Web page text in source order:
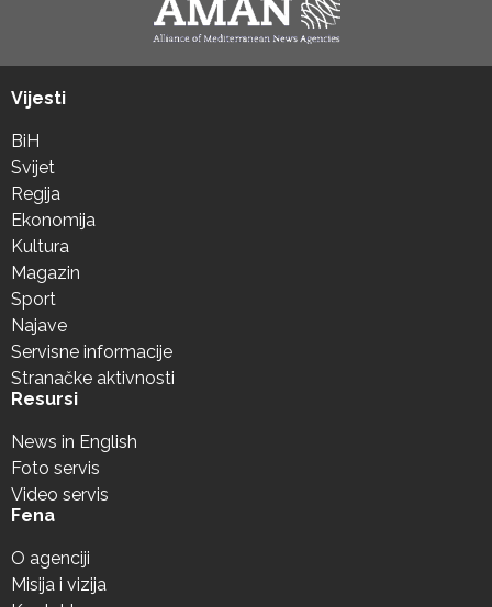
Vijesti
BiH
Svijet
Regija
Ekonomija
Kultura
Magazin
Sport
Najave
Servisne informacije
Stranačke aktivnosti
Resursi
News in English
Foto servis
Video servis
Fena
O agenciji
Misija i vizija